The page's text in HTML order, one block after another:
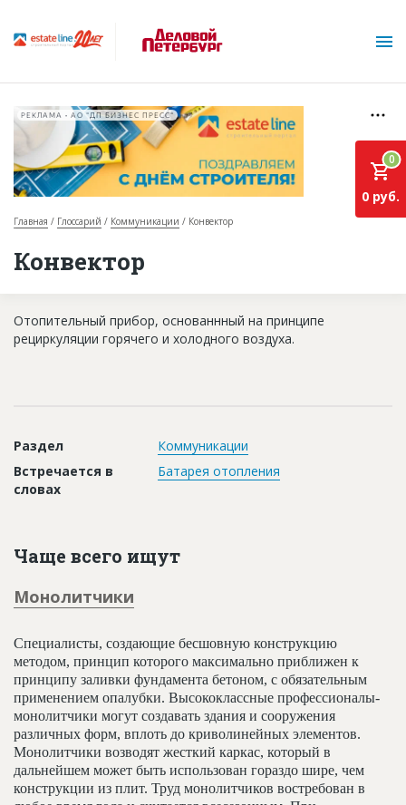
О проекте
База строящихся объектов
Платные услуги
Пресс-релизы
Контакты
Личный кабинет
РЕКЛАМА • АО "ДП БИЗНЕС ПРЕСС"
Главная Глоссарий Коммуникации Конвектор
Конвектор
0
0 руб.
Отопительный прибор, основаннный на принципе
рециркуляции горячего и холодного воздуха.
Раздел
Коммуникации
Встречается в
словах
Батарея отопления
Чаще всего ищут
Монолитчики
Специалисты, создающие бесшовную конструкцию
методом, принцип которого максимально приближен к
принципу заливки фундамента бетоном, с обязательным
применением опалубки. Высококлассные профессионалы-
монолитчики могут создавать здания и сооружения
различных форм, вплоть до криволинейных элементов.
Монолитчики возводят жесткий каркас, который в
дальнейшем может быть использован гораздо шире, чем
конструкции из плит. Труд монолитчиков востребован в